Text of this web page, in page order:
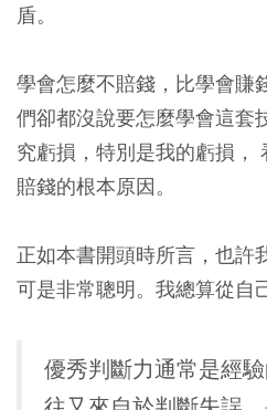
盾。
學會怎麼不賠錢，比學會賺
們卻都沒說要怎麼學會這套
究虧損，特別是我的虧損，
賠錢的根本原因。
正如本書開頭時所言，也許
可是非常聰明。我總算從自
優秀判斷力通常是經